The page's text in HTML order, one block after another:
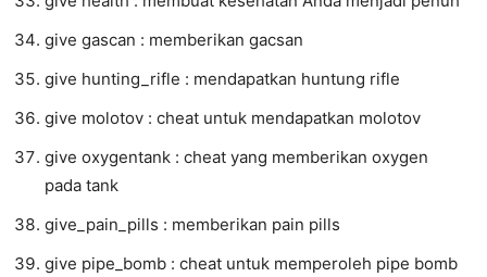
give gascan : memberikan gacsan
give hunting_rifle : mendapatkan huntung rifle
give molotov : cheat untuk mendapatkan molotov
give oxygentank : cheat yang memberikan oxygen
pada tank
give_pain_pills : memberikan pain pills
give pipe_bomb : cheat untuk memperoleh pipe bomb